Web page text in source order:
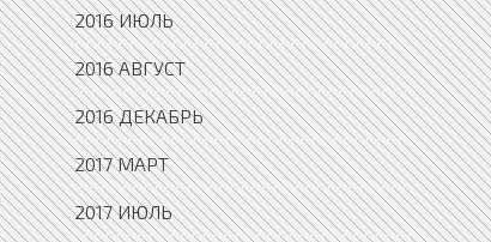
2016 ИЮЛЬ
2016 АВГУСТ
2016 ДЕКАБРЬ
2017 МАРТ
2017 ИЮЛЬ